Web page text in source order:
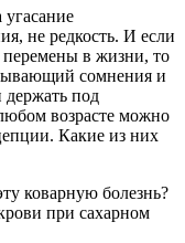
угасание
не редкость. И если
в жизни, то
сомнения и
держать под
возрасте можно
Какие из них
коварную болезнь?
при сахарном